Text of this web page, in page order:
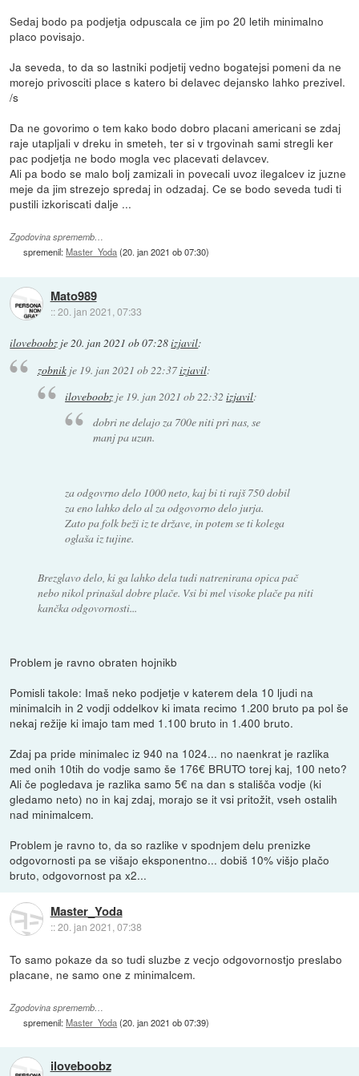
Sedaj bodo pa podjetja odpuscala ce jim po 20 letih minimalno
placo povisajo.
Ja seveda, to da so lastniki podjetij vedno bogatejsi pomeni da ne
morejo privosciti place s katero bi delavec dejansko lahko prezivel.
/s
Da ne govorimo o tem kako bodo dobro placani americani se zdaj
raje utapljali v dreku in smeteh, ter si v trgovinah sami stregli ker
pac podjetja ne bodo mogla vec placevati delavcev.
Ali pa bodo se malo bolj zamizali in povecali uvoz ilegalcev iz juzne
meje da jim strezejo spredaj in odzadaj. Ce se bodo seveda tudi ti
pustili izkoriscati dalje ...
Zgodovina sprememb…
spremenil:Master_Yoda(20. jan 2021 ob 07:30)
Mato989
::20. jan 2021, 07:33
iloveboobz je20. jan 2021 ob 07:28izjavil:
zobnikje 19. jan 2021 ob 22:37izjavil:
iloveboobz je 19. jan 2021 ob 22:32izjavil:
dobri ne delajo za 700e niti pri nas, se
manj pa uzun.
za odgovrno delo 1000 neto, kaj bi ti rajš 750 dobil
za eno lahko delo al za odgovorno delo jurja.
Zato pa folk beži iz te države, in potem se ti kolega
oglaša iz tujine.
Brezglavo delo, ki ga lahko dela tudi natrenirana opica pač
nebo nikol prinašal dobre plače. Vsi bi mel visoke plače pa niti
kančka odgovornosti...
Problem je ravno obraten hojnikb
Pomisli takole: Imaš neko podjetje v katerem dela 10 ljudi na
minimalcih in 2 vodji oddelkov ki imata recimo 1.200 bruto pa pol še
nekaj režije ki imajo tam med 1.100 bruto in 1.400 bruto.
Zdaj pa pride minimalec iz 940 na 1024... no naenkrat je razlika
med onih 10tih do vodje samo še 176€ BRUTO torej kaj, 100 neto?
Ali če pogledava je razlika samo 5€ na dan s stališča vodje (ki
gledamo neto) no in kaj zdaj, morajo se it vsi pritožit, vseh ostalih
nad minimalcem.
Problem je ravno to, da so razlike v spodnjem delu prenizke
odgovornosti pa se višajo eksponentno... dobiš 10% višjo plačo
bruto, odgovornost pa x2...
Master_Yoda
::20. jan 2021, 07:38
To samo pokaze da so tudi sluzbe z vecjo odgovornostjo preslabo
placane, ne samo one z minimalcem.
Zgodovina sprememb…
spremenil:Master_Yoda(20. jan 2021 ob 07:39)
iloveboobz